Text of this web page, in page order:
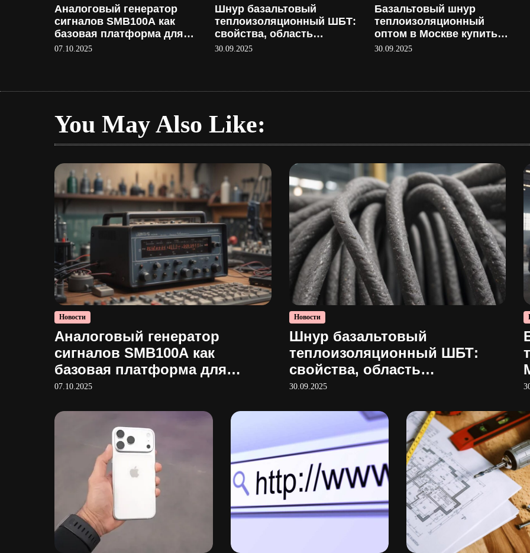
Аналоговый генератор
сигналов SMB100A как
базовая платформа для
тестирования
07.10.2025
Шнур базальтовый
теплоизоляционный ШБТ:
свойства, область
применения и
30.09.2025
Базальтовый шнур
теплоизоляционный
оптом в Москве купить
напрямую у
30.09.2025
You May Also Like:
Новости
Аналоговый генератор
сигналов SMB100A как
базовая платформа для
тестирования
07.10.2025
Новости
Шнур базальтовый
теплоизоляционный ШБТ:
свойства, область
применения и производство
30.09.2025